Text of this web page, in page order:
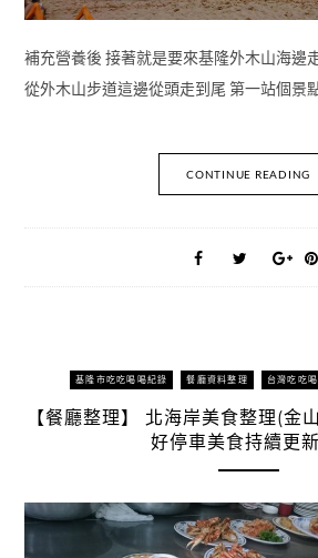
補充營養後 接著就是要來基隆外木山海邊
從外木山步道這邊從頭走到尾 第一站個景
CONTINUE READING
基隆市吃吃喝喝紀錄 餐廳資料整理 台灣吃吃
【餐廳整理】 北海岸美食整理(金
好停車美食持續更